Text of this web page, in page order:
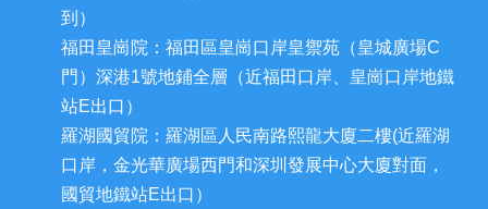
到）
福田皇崗院：福田區皇崗口岸皇禦苑（皇城廣場C
門）深港1號地鋪全層（近福田口岸、皇崗口岸地鐵
站E出口）
羅湖國貿院：羅湖區人民南路熙龍大廈二樓(近羅湖
口岸，金光華廣場西門和深圳發展中心大廈對面，
國貿地鐵站E出口）